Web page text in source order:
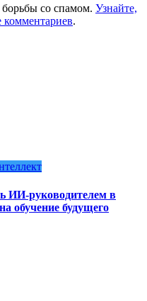
борьбы со спамом. Узнайте,
.
ИИ-руководителем в
обучение будущего